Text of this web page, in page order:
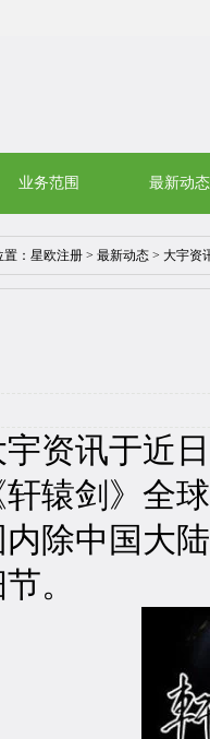
业务范围 最新动态
： 星欧注册 > 最新动态 > 大宇资
宇资讯于近
轩辕剑》全
内除中国大
。